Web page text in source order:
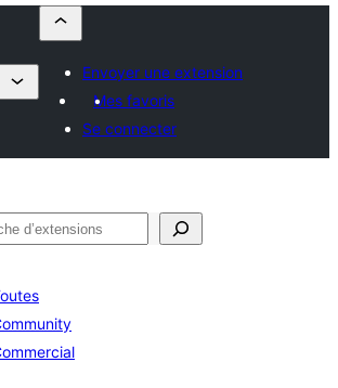
Envoyer une extension
Mes favoris
Se connecter